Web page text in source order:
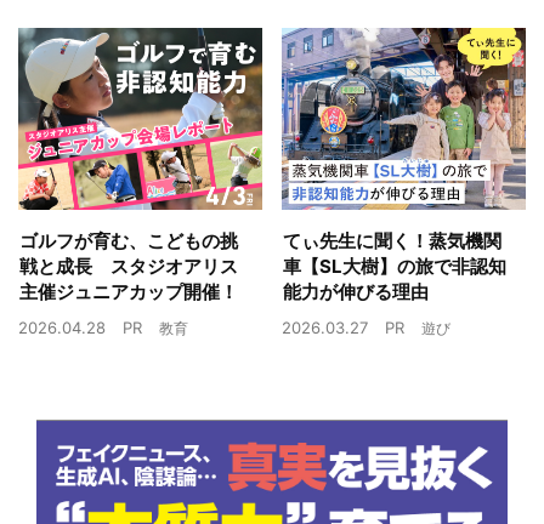
ゴルフが育む、こどもの挑
戦と成長 スタジオアリス
主催ジュニアカップ開催！
2026.04.28 PR 教育
てぃ先生に聞く！蒸気機関
車【SL大樹】の旅で非認知
能力が伸びる理由
2026.03.27 PR 遊び